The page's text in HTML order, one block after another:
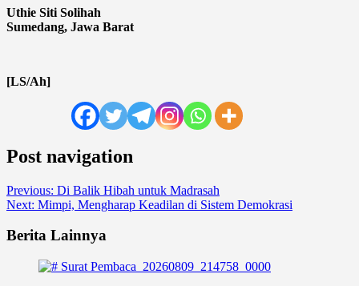
Uthie Siti Solihah
Sumedang, Jawa Barat
[LS/Ah]
Post navigation
Previous: Di Balik Hibah untuk Madrasah
Next: Mimpi, Mengharap Keadilan di Sistem Demokrasi
Berita Lainnya